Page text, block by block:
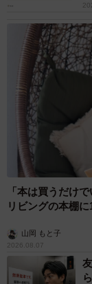
久々の電話に胸が
翌日の朝10時。
【Bちゃん】の
「Aちゃーん、
やんな。私も最
たしな。少しは
15分ほど経過
「本は買うだけ
リビングの本棚
山岡 もと子
2026.08.07